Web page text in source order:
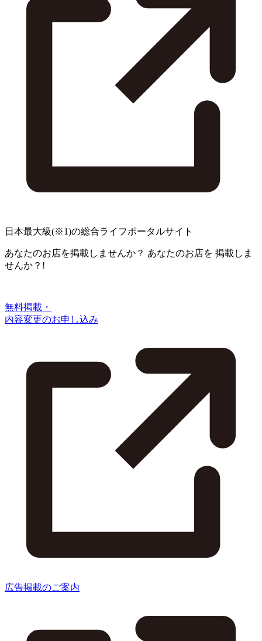
日本最大級(※1)の総合ライフポータルサイト
あなたのお店を掲載しませんか？ あなたのお店を 掲載しま
せんか？!
無料掲載・
内容変更のお申し込み
広告掲載のご案内